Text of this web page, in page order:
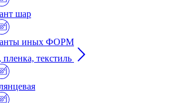
шар
иных ФОРМ
пленка, текстиль